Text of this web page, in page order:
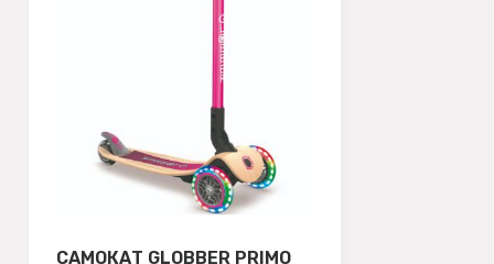
САМОКАТ GLOBBER PRIMO